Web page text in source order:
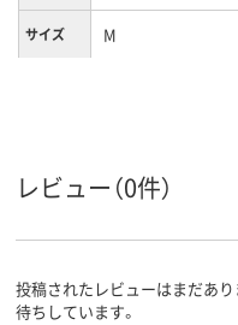
サイズ M
レビュー（0件）
投稿されたレビューはまだあ
待ちしています。